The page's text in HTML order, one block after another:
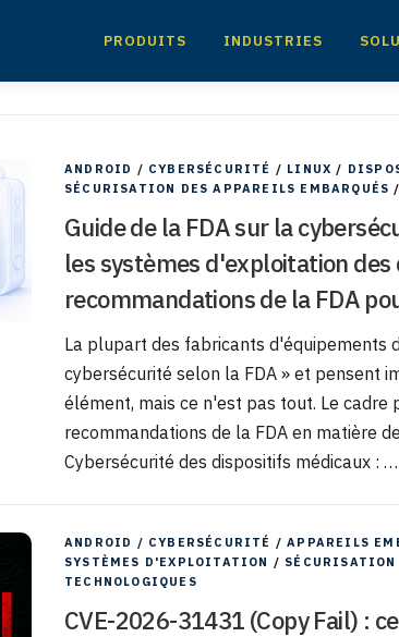
PRODUITS INDUSTRIES
ANDROID / CYBERSÉCURITÉ / LINUX /
SÉCURISATION DES APPAREILS EMBARQUÉS /
Guide de la FDA sur la
les systèmes d'exploitation
recommandations de la FDA
La plupart des fabricants d'équipements
cybersécurité selon la FDA » et pensent
élément, mais ce n'est pas tout. Le
recommandations de la FDA en matière
Cybersécurité des dispositifs médicaux : …
ANDROID / CYBERSÉCURITÉ /APPAREILS
SYSTÈMES D'EXPLOITATION / SÉCURISATION
TECHNOLOGIQUES
CVE-2026-31431 (Copy Fail) :